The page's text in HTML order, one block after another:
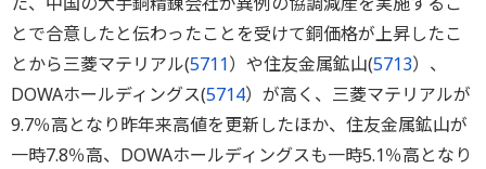
とで合意したと伝わったことを受けて銅価格が上昇したこ
とから三菱マテリアル(5711）や住友金属鉱山(5713）、
DOWAホールディングス(5714）が高く、三菱マテリアルが
9.7％高となり昨年来高値を更新したほか、住友金属鉱山が
一時7.8％高、DOWAホールディングスも一時5.1％高となり